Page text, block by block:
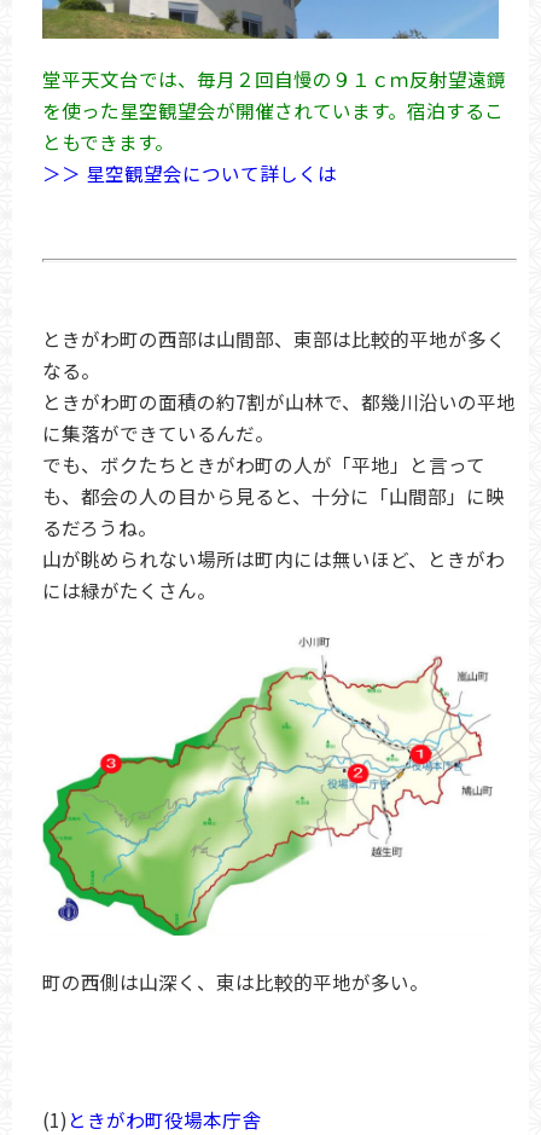
堂平天文台では、毎月２回自慢の９１ｃｍ反射望遠鏡
を使った星空観望会が開催されています。宿泊するこ
ともできます。
＞＞ 星空観望会について詳しくは
ときがわ町の西部は山間部、東部は比較的平地が多く
なる。
ときがわ町の面積の約7割が山林で、都幾川沿いの平地
に集落ができているんだ。
でも、ボクたちときがわ町の人が「平地」と言って
も、都会の人の目から見ると、十分に「山間部」に映
るだろうね。
山が眺められない場所は町内には無いほど、ときがわ
には緑がたくさん。
町の西側は山深く、東は比較的平地が多い。
(1) ときがわ町役場本庁舎